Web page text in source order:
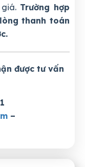
Trường hợp
thanh toán
được tư vấn
–